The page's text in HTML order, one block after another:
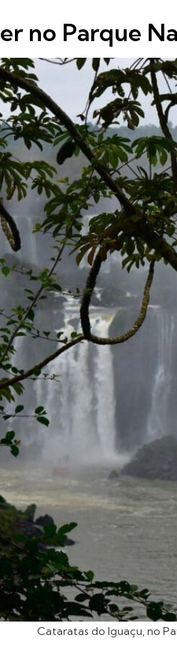
no Parque
Cataratas do Iguaçu, no